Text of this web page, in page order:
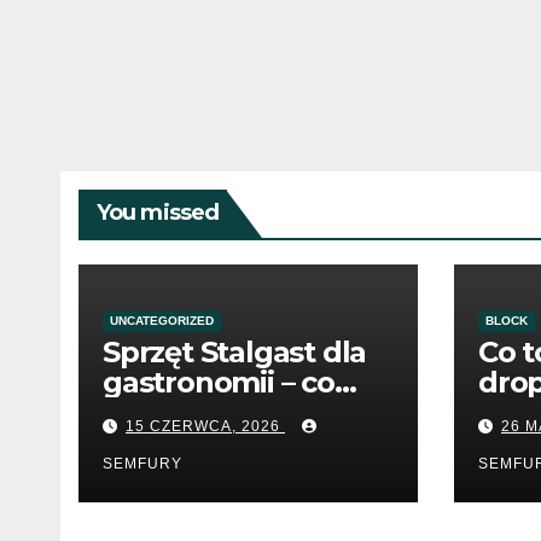
You missed
UNCATEGORIZED
Sprzęt Stalgast dla
gastronomii – co
warto wiedzieć
przed zakupem?
15 CZERWCA, 2026
SEMFURY
BLOCK
Co
26